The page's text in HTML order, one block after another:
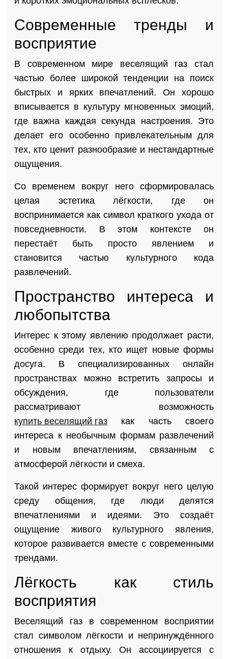
Современные тренды и
восприятие
В современном мире веселящий газ стал
частью более широкой тенденции на поиск
быстрых и ярких впечатлений. Он хорошо
вписывается в культуру мгновенных эмоций,
где важна каждая секунда настроения. Это
делает его особенно привлекательным для
тех, кто ценит разнообразие и нестандартные
ощущения.
Со временем вокруг него сформировалась
целая эстетика лёгкости, где он
воспринимается как символ краткого ухода от
повседневности. В этом контексте он
перестаёт быть просто явлением и
становится частью культурного кода
развлечений.
Пространство интереса и
любопытства
Интерес к этому явлению продолжает расти,
особенно среди тех, кто ищет новые формы
досуга. В специализированных онлайн
пространствах можно встретить запросы и
обсуждения, где пользователи
рассматривают возможность
купить веселящий газ как часть своего
интереса к необычным формам развлечений
и новым впечатлениям, связанным с
атмосферой лёгкости и смеха.
Такой интерес формирует вокруг него целую
среду общения, где люди делятся
впечатлениями и идеями. Это создаёт
ощущение живого культурного явления,
которое развивается вместе с современными
трендами.
Лёгкость как стиль
восприятия
Веселящий газ в современном восприятии
стал символом лёгкости и непринуждённого
отношения к отдыху. Он ассоциируется с